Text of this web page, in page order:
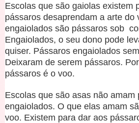
Escolas que são gaiolas existem
pássaros desaprendam a arte do
engaiolados são pássaros sob
Engaiolados, o seu dono pode
quiser. Pássaros engaiolados
Deixaram de serem pássaros.
pássaros é o voo.
Escolas que são asas não amam
engaiolados. O que elas amam
voo. Existem para dar aos